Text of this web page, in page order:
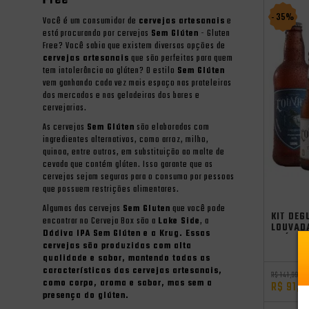
Você é um consumidor de cervejas artesanais e
está procurando por cervejas Sem Glúten - Gluten
Free? Você sabia que existem diversas opções de
cervejas artesanais que são perfeitas para quem
tem intolerância ao glúten? O estilo Sem Glúten
vem ganhando cada vez mais espaço nas prateleiras
dos mercados e nas geladeiras dos bares e
cervejarias.
As cervejas Sem Glúten são elaboradas com
ingredientes alternativos, como arroz, milho,
quinoa, entre outros, em substituição ao malte de
cevada que contém glúten. Isso garante que as
cervejas sejam seguras para o consumo por pessoas
que possuem restrições alimentares.
Algumas das cervejas Sem Gluten que você pode
encontrar no Cerveja Box são a Lake Side, a
Dádiva IPA Sem Glúten e a Krug. Essas
cervejas são produzidas com alta
qualidade e sabor, mantendo todas as
características das cervejas artesanais,
como corpo, aroma e sabor, mas sem a
presença do glúten.
- 35%
KIT
R$ 141,99
R$